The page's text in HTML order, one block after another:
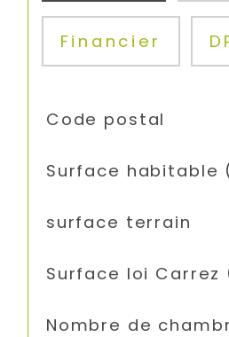
Financier
Code postal
Surface habitable
surface terrain
Surface loi Carrez
Nombre de